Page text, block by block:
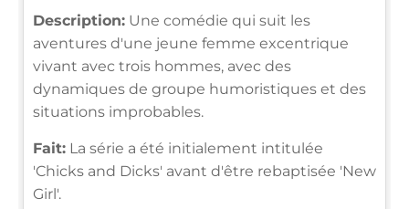
Description: Une comédie qui suit les
aventures d'une jeune femme excentrique
vivant avec trois hommes, avec des
dynamiques de groupe humoristiques et des
situations improbables.
Fait: La série a été initialement intitulée
'Chicks and Dicks' avant d'être rebaptisée 'New
Girl'.